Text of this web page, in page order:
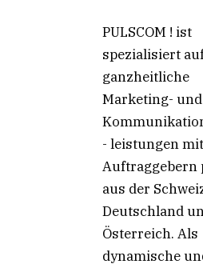
PULSCOM ! ist
spezialisiert
ganzheitliche
Marketing- und
- leistungen mit
Auftraggebern
aus der
Deutschland
Österreich. Als
dynamische